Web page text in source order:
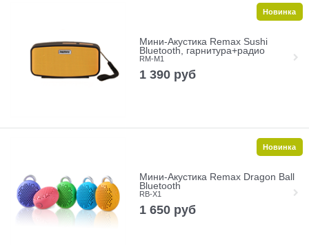
Мини-Акустика Remax Sushi
Bluetooth, гарнитура+радио
RM-M1
1 390 руб
Новинка
Мини-Акустика Remax Dragon Ball
Bluetooth
RB-X1
1 650 руб
Новинка